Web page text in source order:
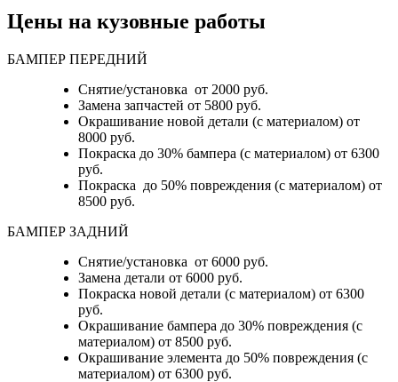
Цены на кузовные работы
БАМПЕР ПЕРЕДНИЙ
Снятие/установка от 2000 руб.
Замена запчастей от 5800 руб.
Окрашивание новой детали (с материалом) от
8000 руб.
Покраска до 30% бампера (с материалом) от 6300
руб.
Покраска до 50% повреждения (с материалом) от
8500 руб.
БАМПЕР ЗАДНИЙ
Снятие/установка от 6000 руб.
Замена детали от 6000 руб.
Покраска новой детали (с материалом) от 6300
руб.
Окрашивание бампера до 30% повреждения (с
материалом) от 8500 руб.
Окрашивание элемента до 50% повреждения (с
материалом) от 6300 руб.